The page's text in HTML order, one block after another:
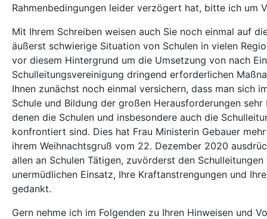
Rahmenbedingungen leider verzögert hat, bitte ich um
Mit Ihrem Schreiben weisen auch Sie noch einmal auf
äußerst schwierige Situation von Schulen in vielen
vor diesem Hintergrund um die Umsetzung von nach
Schulleitungsvereinigung dringend erforderlichen
Ihnen zunächst noch einmal versichern, dass man sich
Schule und Bildung der großen Herausforderungen
denen die Schulen und insbesondere auch die
konfrontiert sind. Dies hat Frau Ministerin Gebauer
ihrem Weihnachtsgruß vom 22. Dezember 2020
allen an Schulen Tätigen, zuvörderst den Schulleitungen
unermüdlichen Einsatz, Ihre Kraftanstrengungen und
gedankt.
Gern nehme ich im Folgenden zu Ihren Hinweisen und